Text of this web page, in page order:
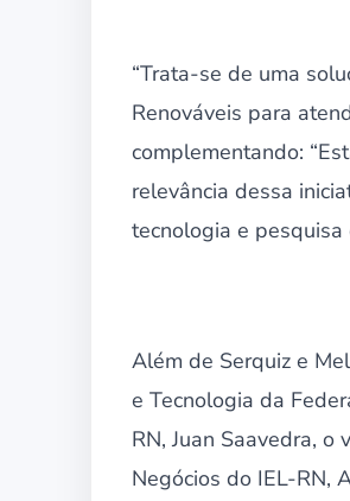
“Trata-se de uma
Renováveis para
complementando:
relevância dessa
tecnologia e pesquisa
Além de Serquiz e
e Tecnologia da
RN, Juan Saavedra,
Negócios do IEL-RN,